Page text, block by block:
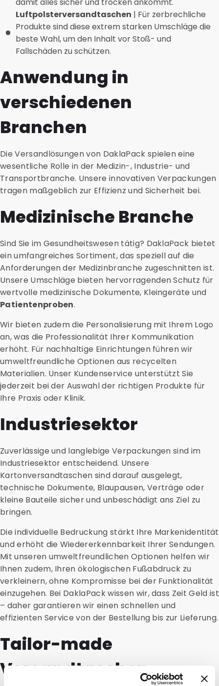
Luftpolsterversandtaschen | Für zerbrechliche
Produkte sind diese extrem starken Umschläge die
beste Wahl, um den Inhalt vor Stoß- und
Fallschäden zu schützen.
Anwendung in
verschiedenen
Branchen
Die Versandlösungen von DaklaPack spielen eine
wesentliche Rolle in der Medizin-, Industrie- und
Transportbranche. Unsere innovativen Verpackungen
tragen maßgeblich zur Effizienz und Sicherheit bei.
Medizinische Branche
Sind Sie im Gesundheitswesen tätig? DaklaPack bietet
ein umfangreiches Sortiment, das speziell auf die
Anforderungen der Medizinbranche zugeschnitten ist.
Unsere Umschläge bieten hervorragenden Schutz für
wertvolle medizinische Dokumente, Kleingeräte und
Patientenproben.
Wir bieten zudem die Personalisierung mit Ihrem Logo
an, was die Professionalität Ihrer Kommunikation
erhöht. Für nachhaltige Einrichtungen führen wir
umweltfreundliche Optionen aus recycelten
Materialien. Unser Kundenservice unterstützt Sie
jederzeit bei der Auswahl der richtigen Produkte für
Ihre Praxis oder Klinik.
Industriesektor
Zuverlässige und langlebige Verpackungen sind im
Industriesektor entscheidend. Unsere
Kartonversandtaschen sind darauf ausgelegt,
technische Dokumente, Blaupausen, Verträge oder
kleine Bauteile sicher und unbeschädigt ans Ziel zu
bringen.
Die individuelle Bedruckung stärkt Ihre Markenidentität
und erhöht die Wiedererkennbarkeit Ihrer Sendungen.
Mit unseren umweltfreundlichen Optionen helfen wir
Ihnen zudem, Ihren ökologischen Fußabdruck zu
verkleinern, ohne Kompromisse bei der Funktionalität
einzugehen. Bei DaklaPack wissen wir, dass Zeit Geld ist
– daher garantieren wir einen schnellen und
effizienten Service von der Bestellung bis zur Lieferung.
Tailor-made
Versandtaschen